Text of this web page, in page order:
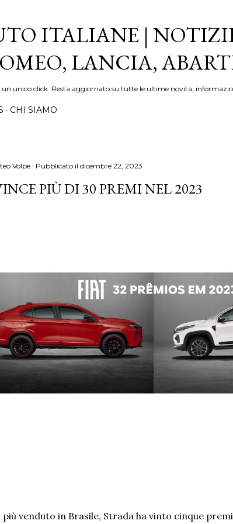
ITALIANE |
LANCIA,
un unico click. Resta aggiornato su tutte le ultime novità,
CHI SIAMO
Volpe Pubblicato il dicembre 22, 2023
PIÙ DI 30 PREMI NEL 2023
più venduto in Brasile, Strada ha vinto cinque